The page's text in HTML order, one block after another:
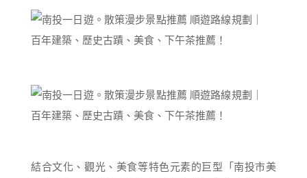
結合文化、觀光、美食等特色元素的巨型「南投市美